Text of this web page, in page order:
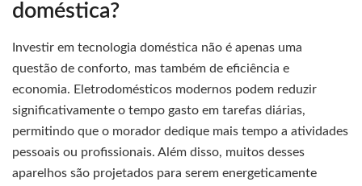
doméstica?
Investir em tecnologia doméstica não é apenas uma
questão de conforto, mas também de eficiência e
economia. Eletrodomésticos modernos podem reduzir
significativamente o tempo gasto em tarefas diárias,
permitindo que o morador dedique mais tempo a atividades
pessoais ou profissionais. Além disso, muitos desses
aparelhos são projetados para serem energeticamente